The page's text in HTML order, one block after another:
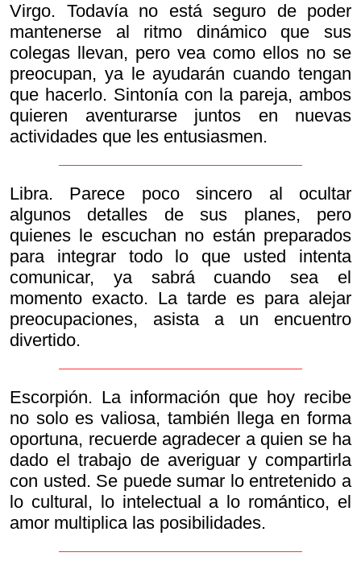
Virgo. Todavía no está seguro de poder
mantenerse al ritmo dinámico que sus
colegas llevan, pero vea como ellos no se
preocupan, ya le ayudarán cuando tengan
que hacerlo. Sintonía con la pareja, ambos
quieren aventurarse juntos en nuevas
actividades que les entusiasmen.
Libra. Parece poco sincero al ocultar
algunos detalles de sus planes, pero
quienes le escuchan no están preparados
para integrar todo lo que usted intenta
comunicar, ya sabrá cuando sea el
momento exacto. La tarde es para alejar
preocupaciones, asista a un encuentro
divertido.
Escorpión. La información que hoy recibe
no solo es valiosa, también llega en forma
oportuna, recuerde agradecer a quien se ha
dado el trabajo de averiguar y compartirla
con usted. Se puede sumar lo entretenido a
lo cultural, lo intelectual a lo romántico, el
amor multiplica las posibilidades.